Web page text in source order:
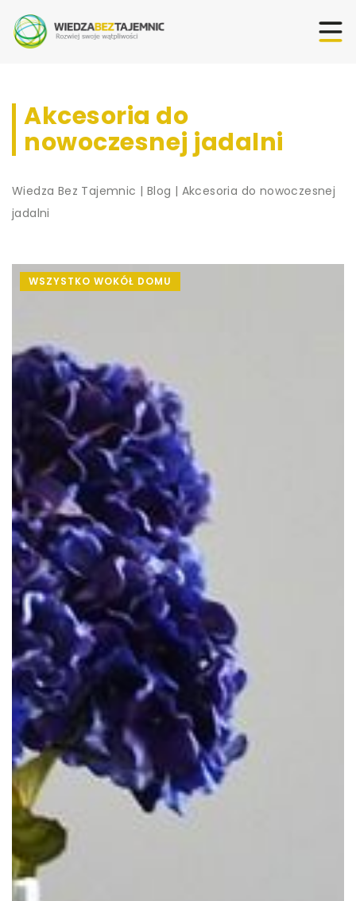
Akcesoria do
nowoczesnej jadalni
Wiedza Bez Tajemnic | Blog | Akcesoria do nowoczesnej
jadalni
WSZYSTKO WOKÓŁ DOMU